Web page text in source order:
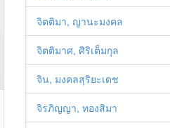
จิตติมา, ญานะมงคล
จิตติมาศ, ศิริเต็มกุล
จิน, มงคลสุริยะเดช
จิรภิญญา, ทองสิมา